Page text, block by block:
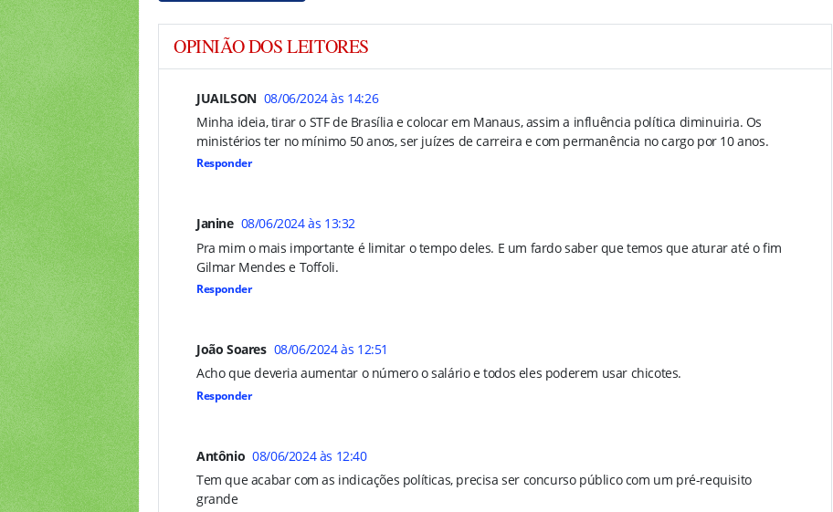
OPINIÃO DOS LEITORES
JUAILSON 08/06/2024 às 14:26
Minha ideia, tirar o STF de Brasília e colocar em Manaus, assim a influência política diminuiria. Os
ministérios ter no mínimo 50 anos, ser juízes de carreira e com permanência no cargo por 10 anos.
Responder
Janine 08/06/2024 às 13:32
Pra mim o mais importante é limitar o tempo deles. E um fardo saber que temos que aturar até o fim
Gilmar Mendes e Toffoli.
Responder
João Soares 08/06/2024 às 12:51
Acho que deveria aumentar o número o salário e todos eles poderem usar chicotes.
Responder
Antônio 08/06/2024 às 12:40
Tem que acabar com as indicações políticas, precisa ser concurso público com um pré-requisito
grande